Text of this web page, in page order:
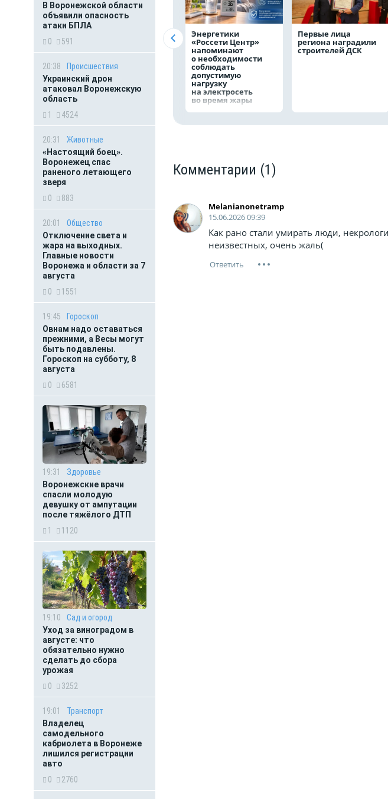
В Воронежской области
объявили опасность
атаки БПЛА
0
591
20:38
Происшествия
Украинский дрон
атаковал Воронежскую
область
1
4524
20:31
Животные
«Настоящий боец».
Воронежец спас
раненого летающего
зверя
0
883
20:01
Общество
Отключение света и
жара на выходных.
Главные новости
Воронежа и области за 7
августа
0
1551
19:45
Гороскоп
Овнам надо оставаться
прежними, а Весы могут
быть подавлены.
Гороскоп на субботу, 8
августа
0
6581
19:31
Здоровье
Воронежские врачи
спасли молодую
девушку от ампутации
после тяжёлого ДТП
1
1120
19:10
Сад и огород
Уход за виноградом в
августе: что
обязательно нужно
сделать до сбора
урожая
0
3252
19:01
Транспорт
Владелец
самодельного
кабриолета в Воронеже
лишился регистрации
авто
0
2760
Энергетики
«Россети Центр»
напоминают
о необходимости
соблюдать
допустимую
нагрузку
на электросеть
во время жары
Первые лица
региона наградили
строителей ДСК
Комментарии (1)
Melanianonetramp
15.06.2026 09:39
Как рано стали умирать люди,
неизвестных, очень жаль(